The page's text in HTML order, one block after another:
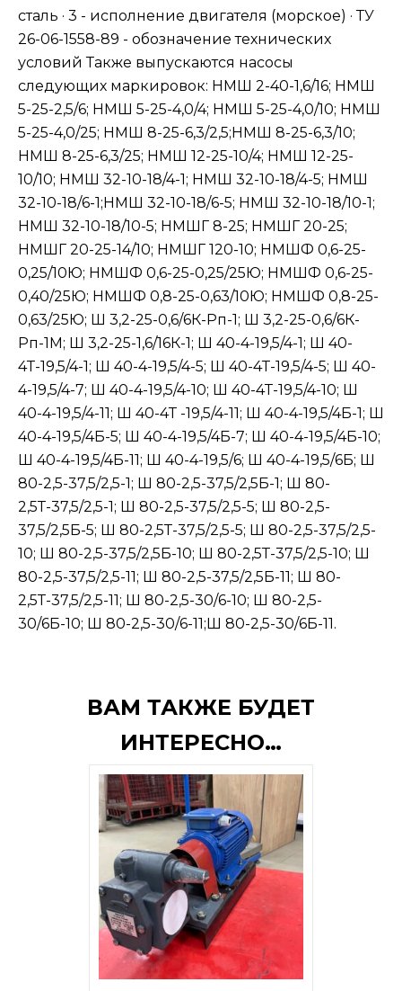
сталь · 3 - исполнение двигателя (морское) · ТУ
26-06-1558-89 - обозначение технических
условий Также выпускаются насосы
следующих маркировок: НМШ 2-40-1,6/16; НМШ
5-25-2,5/6; НМШ 5-25-4,0/4; НМШ 5-25-4,0/10; НМШ
5-25-4,0/25; НМШ 8-25-6,3/2,5;НМШ 8-25-6,3/10;
НМШ 8-25-6,3/25; НМШ 12-25-10/4; НМШ 12-25-
10/10; НМШ 32-10-18/4-1; НМШ 32-10-18/4-5; НМШ
32-10-18/6-1;НМШ 32-10-18/6-5; НМШ 32-10-18/10-1;
НМШ 32-10-18/10-5; НМШГ 8-25; НМШГ 20-25;
НМШГ 20-25-14/10; НМШГ 120-10; НМШФ 0,6-25-
0,25/10Ю; НМШФ 0,6-25-0,25/25Ю; НМШФ 0,6-25-
0,40/25Ю; НМШФ 0,8-25-0,63/10Ю; НМШФ 0,8-25-
0,63/25Ю; Ш 3,2-25-0,6/6К-Рп-1; Ш 3,2-25-0,6/6К-
Рп-1М; Ш 3,2-25-1,6/16К-1; Ш 40-4-19,5/4-1; Ш 40-
4Т-19,5/4-1; Ш 40-4-19,5/4-5; Ш 40-4Т-19,5/4-5; Ш 40-
4-19,5/4-7; Ш 40-4-19,5/4-10; Ш 40-4Т-19,5/4-10; Ш
40-4-19,5/4-11; Ш 40-4Т -19,5/4-11; Ш 40-4-19,5/4Б-1; Ш
40-4-19,5/4Б-5; Ш 40-4-19,5/4Б-7; Ш 40-4-19,5/4Б-10;
Ш 40-4-19,5/4Б-11; Ш 40-4-19,5/6; Ш 40-4-19,5/6Б; Ш
80-2,5-37,5/2,5-1; Ш 80-2,5-37,5/2,5Б-1; Ш 80-
2,5Т-37,5/2,5-1; Ш 80-2,5-37,5/2,5-5; Ш 80-2,5-
37,5/2,5Б-5; Ш 80-2,5Т-37,5/2,5-5; Ш 80-2,5-37,5/2,5-
10; Ш 80-2,5-37,5/2,5Б-10; Ш 80-2,5Т-37,5/2,5-10; Ш
80-2,5-37,5/2,5-11; Ш 80-2,5-37,5/2,5Б-11; Ш 80-
2,5Т-37,5/2,5-11; Ш 80-2,5-30/6-10; Ш 80-2,5-
30/6Б-10; Ш 80-2,5-30/6-11;Ш 80-2,5-30/6Б-11.
ВАМ ТАКЖЕ БУДЕТ
ИНТЕРЕСНО…